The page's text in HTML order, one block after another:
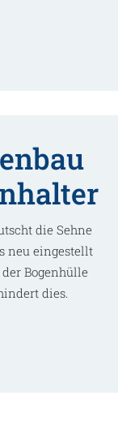
die Sehne
neu eingestellt
Bogenhülle
dies.